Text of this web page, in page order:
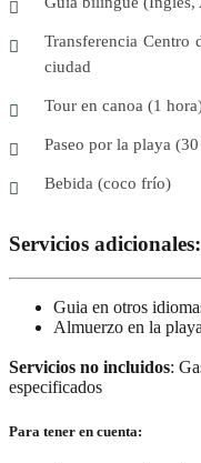
Transferencia
ciudad
Tour en canoa (1
Paseo por la playa
Bebida (coco frío)
Servicios adicionales:
Guia en otros
Almuerzo en la playa
Servicios no incluidos:
especificados
Para tener en cuenta: